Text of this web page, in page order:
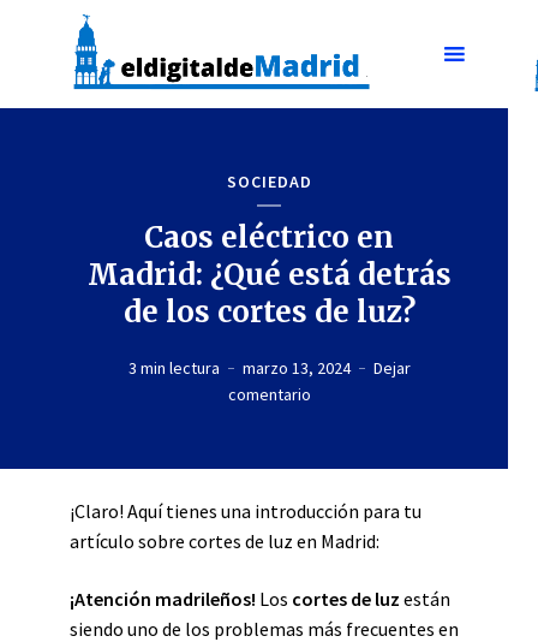
SOCIEDAD
Caos eléctrico en
Madrid: ¿Qué está detrás
de los cortes de luz?
3 min lectura marzo 13, 2024
Dejar
comentario
¡Claro! Aquí tienes una introducción para tu
artículo sobre cortes de luz en Madrid:
¡Atención madrileños! Los cortes de luz están
siendo uno de los problemas más frecuentes en